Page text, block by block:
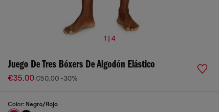
1 | 4
Juego De Tres Bóxers De Algodón Elástico
€35.00€50.00 -30%
Color: Negro/Rojo